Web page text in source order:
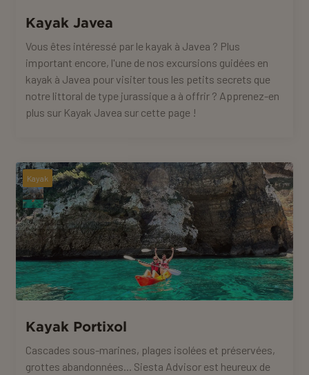
Kayak Javea
Vous êtes intéressé par le kayak à Javea ? Plus
important encore, l'une de nos excursions guidées en
kayak à Javea pour visiter tous les petits secrets que
notre littoral de type jurassique a à offrir ? Apprenez-en
plus sur Kayak Javea sur cette page !
Kayak
Kayak Portixol
Cascades sous-marines, plages isolées et préservées,
grottes abandonnées... Siesta Advisor est heureux de